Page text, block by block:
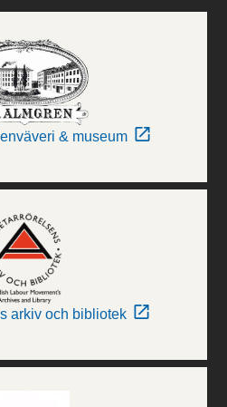
& museum
arkiv och bibliotek